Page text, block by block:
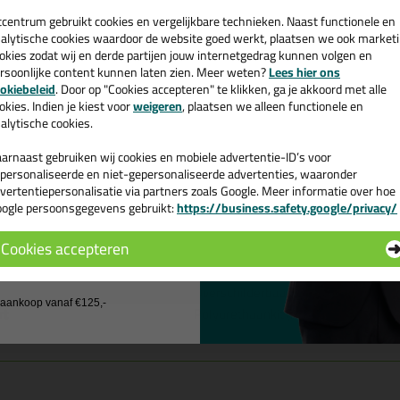
kunststoffen, emaille, keramiek, koper, lood, zink, aluminium,
van de Zwaluw Polyurethane-
Goede hechting zonder primer
Hoge mechanische eigenschappen
Permanent elastisch
Zwaluw Polyurethane- 50FC
Den Braven
Koker
voor onder andere
Beton, Glas, Hout, Koper, Metaal,
Dilatatie voegen, Gevel
Overschilderbaar, Verlijmend
Polyurethaankit (PU)
gebruikt cookies en vergelijkbare technieken. Naast functionele en
cookies waardoor de website goed werkt, plaatsen we ook
zodat wij en derde partijen jouw internetgedrag kunnen volgen en
content kunnen laten zien. Meer weten?Lees hier ons
. Door op "Cookies accepteren" te klikken, ga je akkoord met alle
Indien je kiest voorweigeren, plaatsen we alleen functionele en
cookies.
gebruiken wij cookies en mobiele advertentie-ID’s voor
en niet-gepersonaliseerde advertenties, waaronder
via partners zoals Google. Meer informatie over hoe
persoonsgegevens gebruikt:https://business.safety.google/privacy/
Cookies accepteren
💚
en ontvang een
€35,-bij je eerste bestelling!
de actiecode ›
geen cadeau
vanaf €125,-